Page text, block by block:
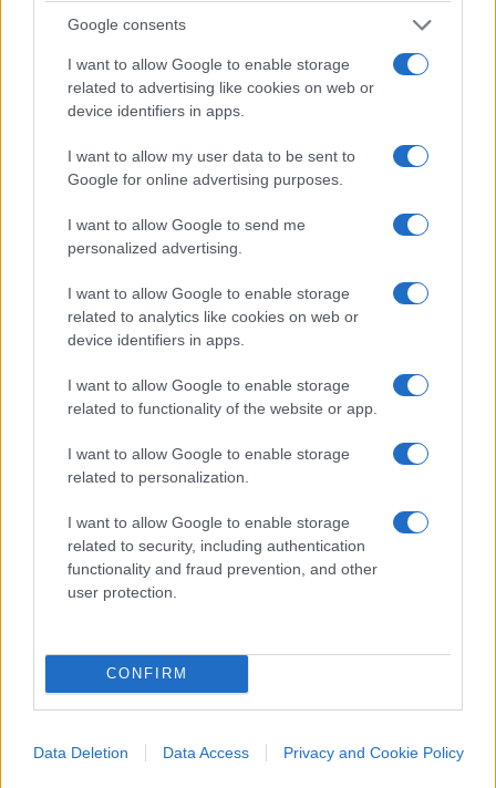
Google consents
I want to allow Google to enable storage
related to advertising like cookies on web or
device identifiers in apps.
I want to allow my user data to be sent to
Google for online advertising purposes.
I want to allow Google to send me
personalized advertising.
I want to allow Google to enable storage
related to analytics like cookies on web or
device identifiers in apps.
I want to allow Google to enable storage
related to functionality of the website or app.
I want to allow Google to enable storage
related to personalization.
I want to allow Google to enable storage
related to security, including authentication
functionality and fraud prevention, and other
user protection.
CONFIRM
Data Deletion Data Access Privacy and Cookie Policy
alla responsabile del gruppo, chiedendole se
condividesse la protesta. Dalle testimonianze
rispondere direttamente, facendo riferimento
anche alla necessità di proseguire la visita. Gli
studenti avrebbero spiegato la loro iniziativa
come una “protesta contro il genocidio a Gaza”,
collegando quindi la manifestazione alla
situazione nella Striscia.
L’episodio si inserisce in un più ampio dibattito
sull’utilizzo dei luoghi della memoria della
per iniziative e messaggi legati al conflitto israelo-
palestinese. Nei mesi scorsi, una controversia
Buchenwald, in Germania, dove era stato vietato
l’utilizzo del kefiah all’interno dell’area del campo.
Il divieto era stato successivamente confermato